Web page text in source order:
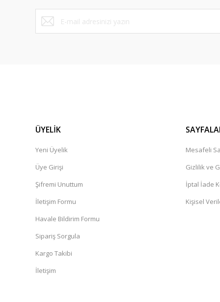
ÜYELİK
Yeni Üyelik
Üye Girişi
Şifremi Unuttum
İletişim Formu
Havale Bildirim Formu
Sipariş Sorgula
Kargo Takibi
İletişim
Mesafeli
Gizlilik ve
İptal İade
Kişisel